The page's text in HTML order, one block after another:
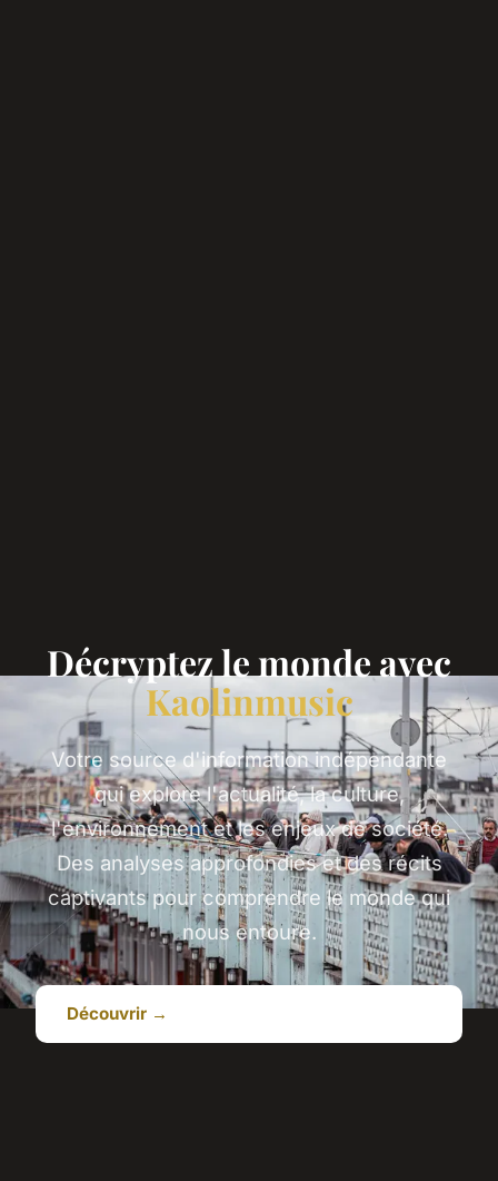
Décryptez le monde avec
Kaolinmusic
Votre source d'information indépendante
qui explore l'actualité, la culture,
l'environnement et les enjeux de société.
Des analyses approfondies et des récits
captivants pour comprendre le monde qui
nous entoure.
Découvrir →